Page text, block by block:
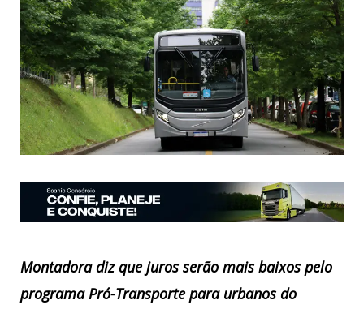
Montadora diz que juros serão mais baixos pelo
programa Pró-Transporte para urbanos do